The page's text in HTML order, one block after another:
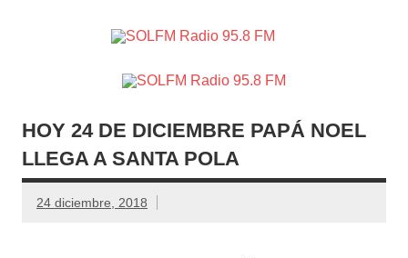
Crevillente, Radio en Vega Baja y Radio en el Medio
Vinalopó
HOY 24 DE DICIEMBRE PAPÁ NOEL
LLEGA A SANTA POLA
24 diciembre, 2018